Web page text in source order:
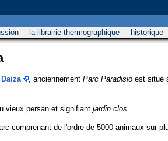
la librairie thermographique historique
, anciennement Parc Paradisio est situé
vieux persan et signifiant jardin clos.
comprenant de l'ordre de 5000 animaux sur